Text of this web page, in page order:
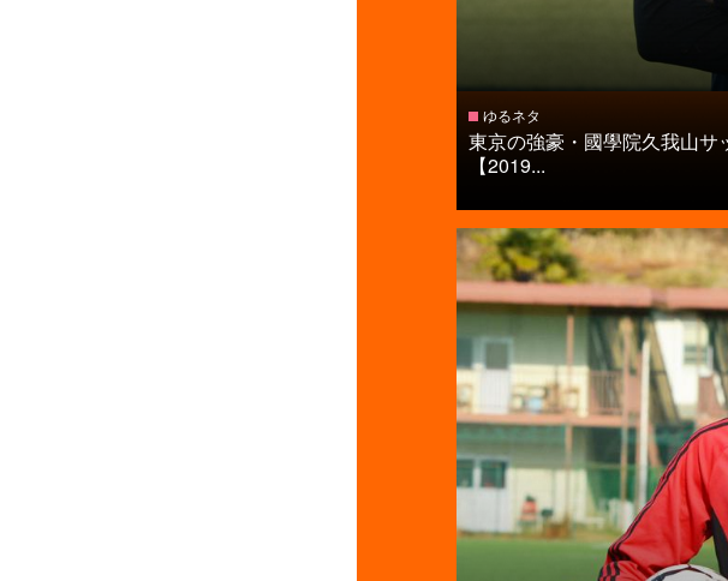
ゆるネタ
東京の強豪・國學院久我山サ
【2019...